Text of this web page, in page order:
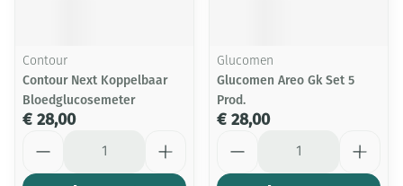
Contour
Contour Next Koppelbaar
Bloedglucosemeter
€ 28,00
Glucomen
Glucomen Areo Gk Set 5
Prod.
€ 28,00